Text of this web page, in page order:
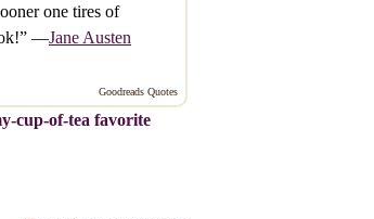
one tires of
—Jane Austen
Goodreads Quotes
cup-of-tea favorite